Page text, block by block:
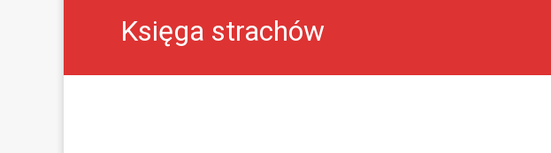
Księga strachów